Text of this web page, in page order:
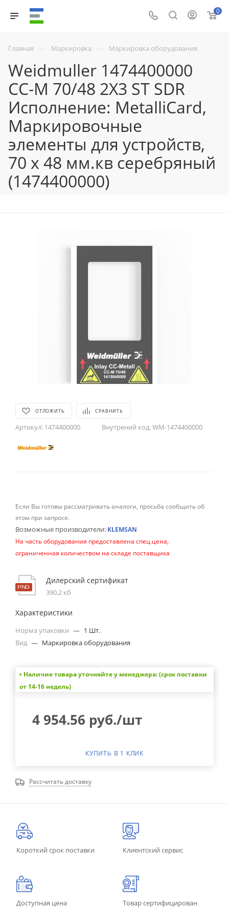
0
Главная — Маркировка — Маркировка оборудования
Weidmuller 1474400000
CC-M 70/48 2X3 ST SDR
Исполнение: MetalliCard,
Маркировочные
элементы для устройств,
70 x 48 мм.кв серебряный
(1474400000)
ОТЛОЖИТЬ СРАВНИТЬ
Артикул: 1474400000 Внутрений код:WM-1474400000
Если Вы готовы рассматривать аналоги, просьба сообщить об
этом при запросе.
Возможные производители: KLEMSAN
На часть оборудования предоставлена спец.цена,
ограниченная количеством на складе поставщика
Дилерский сертификат
390,2 кб
Характеристики
Норма упаковки — 1 Шт.
Вид — Маркировка оборудования
• Наличие товара уточняйте у менеджера: (срок поставки
от 14-16 недель)
4 954.56 руб./шт
КУПИТЬ В 1 КЛИК
Рассчитать доставку
Короткий срок поставки Клиентский сервис
Доступная цена Товар сертифицирован